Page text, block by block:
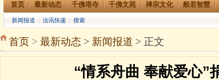
首页 最新动态 千佛塔寺 千佛文苑 禅宗文化 般若智慧
新闻报道 法讯快递 搜索
首页 > 最新动态 > 新闻报道 > 正文
“情系舟曲 奉献爱心”